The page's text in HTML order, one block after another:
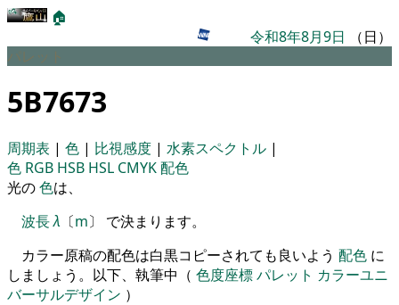
🏠
令和8年8月9日 （日）
パレット
5B7673
周期表 | 色 | 比視感度 | 水素スペクトル |
色 RGB HSB HSL CMYK配色
光の色は、
波長λ 〔m〕 で決まります。
カラー原稿の配色は白黒コピーされても良いよう 配色 に
しましょう。以下、執筆中（ 色度座標パレット カラーユニ
バーサルデザイン ）